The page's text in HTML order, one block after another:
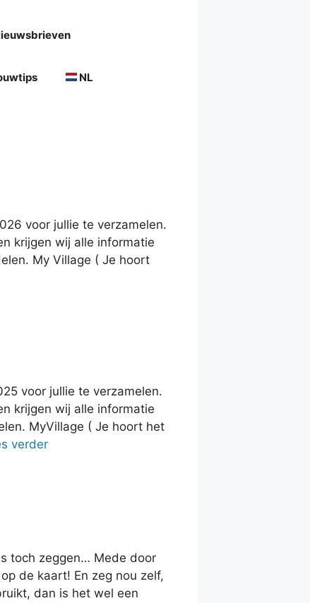
NL
voor jullie te verzamelen.
krijgen wij alle informatie
My Village ( Je hoort
voor jullie te verzamelen.
krijgen wij alle informatie
MyVillage ( Je hoort het
verder
toch zeggen… Mede door
de kaart! En zeg nou zelf,
dan is het wel een